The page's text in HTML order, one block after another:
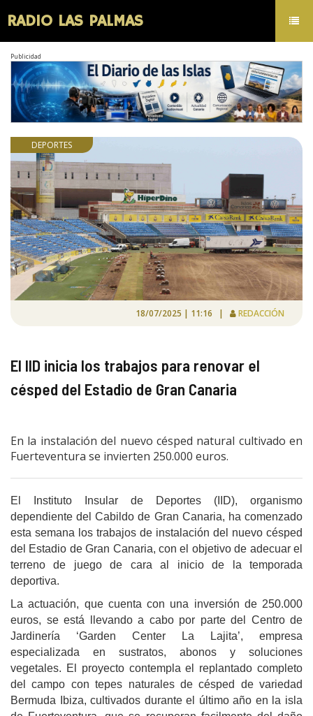
RADIO LAS PALMAS
Publicidad
DEPORTES
18/07/2025 | 11:16 | REDACCIÓN
El lID inicia los trabajos para renovar el
césped del Estadio de Gran Canaria
En la instalación del nuevo césped natural cultivado en
Fuerteventura se invierten 250.000 euros.
El Instituto Insular de Deportes (IID), organismo
dependiente del Cabildo de Gran Canaria, ha comenzado
esta semana los trabajos de instalación del nuevo césped
del Estadio de Gran Canaria, con el objetivo de adecuar el
terreno de juego de cara al inicio de la temporada
deportiva.
La actuación, que cuenta con una inversión de 250.000
euros, se está llevando a cabo por parte del Centro de
Jardinería ‘Garden Center La Lajita’, empresa
especializada en sustratos, abonos y soluciones
vegetales. El proyecto contempla el replantado completo
del campo con tepes naturales de césped de variedad
Bermuda Ibiza, cultivados durante el último año en la isla